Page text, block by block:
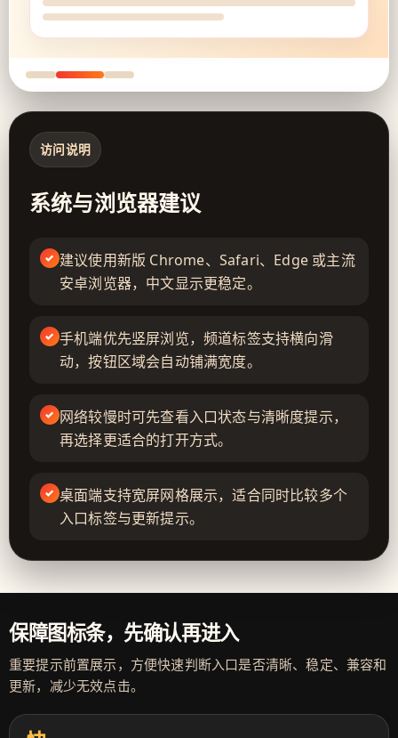
访问说明
系统与浏览器建议
建议使用新版 Chrome、Safari、Edge 或主流
安卓浏览器，中文显示更稳定。
手机端优先竖屏浏览，频道标签支持横向滑
动，按钮区域会自动铺满宽度。
网络较慢时可先查看入口状态与清晰度提示，
再选择更适合的打开方式。
桌面端支持宽屏网格展示，适合同时比较多个
入口标签与更新提示。
保障图标条，先确认再进入
重要提示前置展示，方便快速判断入口是否清晰、稳定、兼容和
更新，减少无效点击。